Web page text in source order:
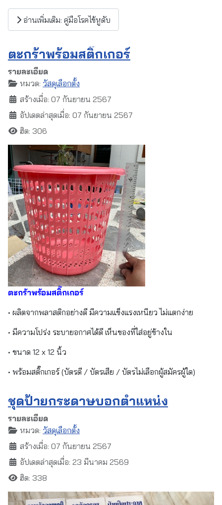
อ่านเพิ่มเติม: คู่มือโรคไข้หูดับ
ตะกร้าพร้อมสติ๊กเกอร์
รายละเอียด
หมวด: วัสดุเลือกตั้ง
สร้างเมื่อ: 07 กันยายน 2567
อัปเดตล่าสุดเมื่อ: 07 กันยายน 2567
ฮิต: 306
ตะกร้าพร้อมสติ๊กเกอร์
• ผลิตจากพลาสติกอย่างดี มีความแข็งแรงเหนียว ไม่แตกง่าย
• มีความโปร่ง ระบายอกาศได้ดี เห็นของที่ใส่อยู่ข้างใน
• ขนาด 12 x 12 นิ้ว
• พร้อมสติ๊กเกอร์ (บัตรดี / บัตรเสีย / บัตรไม่เลือกผู้สมัครผู้ใด)
ชุดป้ายกระดาษบอกตำแหน่ง
รายละเอียด
หมวด: วัสดุเลือกตั้ง
สร้างเมื่อ: 07 กันยายน 2567
อัปเดตล่าสุดเมื่อ: 23 มีนาคม 2569
ฮิต: 338